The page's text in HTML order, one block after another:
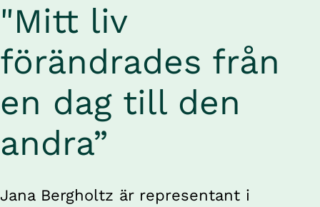
"Mitt liv
förändrades från
en dag till den
andra”
Jana Bergholtz är representant i